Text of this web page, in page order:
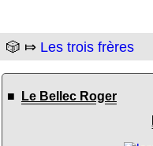
🎲 ⤇ Les trois frères
■
Le Bellec Roger